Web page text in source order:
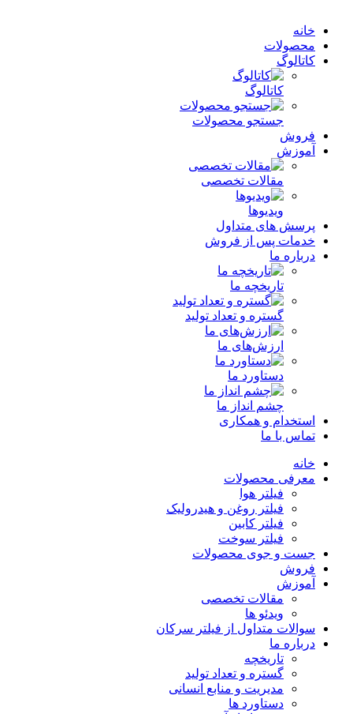
خانه
محصولات
کاتالوگ
کاتالوگ
جستجو محصولات
فروش
آموزش
مقالات تخصصی
ویدیوها
پرسش های متداول
خدمات پس از فروش
درباره ما
تاریخچه ما
گستره و تعداد تولید
ارزش‌های ما
دستاورد ما
چشم انداز ما
استخدام و همکاری
تماس با ما
خانه
معرفی محصولات
فیلتر هوا
فیلتر روغن و هیدرولیک
فیلتر کابین
فیلتر سوخت
جست و جوی محصولات
فروش
آموزش
مقالات تخصصی
ویدئو ها
سوالات متداول از فیلتر سرکان
درباره ما
تاریخچه
گستره و تعداد تولید
مدیریت و منابع انسانی
دستاورد ها